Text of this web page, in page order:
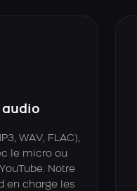
WAV, FLAC),
le micro ou
Notre
en charge les